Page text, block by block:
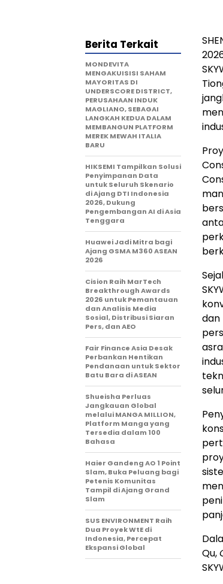
dan
Qu,
Berita Terkait
MONDEVITA
MENGAKUISISI SAHAM
MAYORITAS DI
UNDERSCORE DISTRICT,
PERUSAHAAN INDUK
MAGLIANO, SEBAGAI
LANGKAH KEDUA DALAM
MEMBANGUN PLATFORM
MEREK MEWAH ITALIA
BARU
HIKSEMI Tampilkan Solusi
Penyimpanan Data
untuk Seluruh Skenario
di Ajang DTI Indonesia
2026, Dukung
Pengembangan AI di Asia
Tenggara
Huawei Jadi Mitra bagi
Ajang GSMA M360 ASEAN
2026
Cision Raih MarTech
Breakthrough Awards
2026 untuk Pemantauan
dan Analisis Media
Sosial, Distribusi Siaran
Pers, dan AEO
Fair Finance Asia Desak
Perbankan Hentikan
Pendanaan untuk Sektor
Batu Bara di ASEAN
Shueisha Perluas
Jangkauan Global
melalui MANGA MILLION,
Platform Manga yang
Tersedia dalam 100
Bahasa
Haier Gandeng AO 1 Point
Slam, Buka Peluang bagi
Petenis Komunitas
Tampil di Ajang Grand
Slam
SUS ENVIRONMENT Raih
Dua Proyek WtE di
Indonesia, Percepat
Ekspansi Global